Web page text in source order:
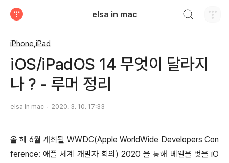
elsa in mac
iPhone,iPad
iOS/iPadOS 14 무엇이 달라지
나 ? - 루머 정리
elsa in mac 2020. 3. 10. 17:33
올 해 6월 개최될 WWDC(Apple WorldWide Developers Con
ference: 애플 세계 개발자 회의) 2020 을 통해 베일을 벗을 iO